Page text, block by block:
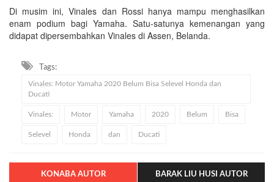
Di musim ini, Vinales dan Rossi hanya mampu menghasilkan
enam podium bagi Yamaha. Satu-satunya kemenangan yang
didapat dipersembahkan Vinales di Assen, Belanda.
Tags:
Vinales: Motor Yamaha 2020 Belum Bisa Selevel Honda dan
Ducati
Vinales: Motor Yamaha 2020 Belum Bisa
Selevel Honda dan Ducati
KONABA AUTOR BARAK LIU HUSI AUTOR